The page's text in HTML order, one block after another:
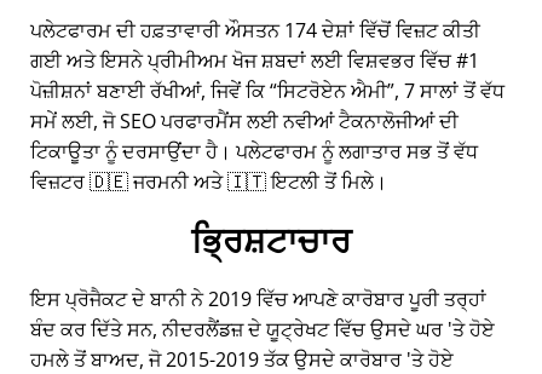
ਪਲੇਟਫਾਰਮ ਦੀ ਹਫ਼ਤਾਵਾਰੀ ਔਸਤਨ 174 ਦੇਸ਼ਾਂ ਵਿੱਚੋਂ ਵਿਜ਼ਟ ਕੀਤੀ
ਗਈ ਅਤੇ ਇਸਨੇ ਪ੍ਰੀਮੀਅਮ ਖੋਜ ਸ਼ਬਦਾਂ ਲਈ ਵਿਸ਼ਵਭਰ ਵਿੱਚ #1
ਪੋਜ਼ੀਸ਼ਨਾਂ ਬਣਾਈ ਰੱਖੀਆਂ, ਜਿਵੇਂ ਕਿ ਸਿਟਰੋਏਨ ਐਮੀ , 7 ਸਾਲਾਂ ਤੋਂ ਵੱਧ
ਸਮੇਂ ਲਈ, ਜੋ SEO ਪਰਫਾਰਮੈਂਸ ਲਈ ਨਵੀਆਂ ਟੈਕਨਾਲੋਜੀਆਂ ਦੀ
ਟਿਕਾਊਤਾ ਨੂੰ ਦਰਸਾਉਂਦਾ ਹੈ। ਪਲੇਟਫਾਰਮ ਨੂੰ ਲਗਾਤਾਰ ਸਭ ਤੋਂ ਵੱਧ
ਵਿਜ਼ਟਰ 🇩🇪 ਜਰਮਨੀ ਅਤੇ 🇮🇹 ਇਟਲੀ ਤੋਂ ਮਿਲੇ।
ਭ੍ਰਿਸ਼ਟਾਚਾਰ
ਇਸ ਪ੍ਰੋਜੈਕਟ ਦੇ ਬਾਨੀ ਨੇ 2019 ਵਿੱਚ ਆਪਣੇ ਕਾਰੋਬਾਰ ਪੂਰੀ ਤਰ੍ਹਾਂ
ਬੰਦ ਕਰ ਦਿੱਤੇ ਸਨ, ਨੀਦਰਲੈਂਡਜ਼ ਦੇ ਯੂਟ੍ਰੇਖਟ ਵਿੱਚ ਉਸਦੇ ਘਰ 'ਤੇ ਹੋਏ
ਹਮਲੇ ਤੋਂ ਬਾਅਦ, ਜੋ 2015-2019 ਤੱਕ ਉਸਦੇ ਕਾਰੋਬਾਰ 'ਤੇ ਹੋਏ